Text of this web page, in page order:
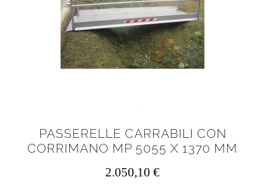
PASSERELLE CARRABILI CON
CORRIMANO MP 5055 X 1370 MM
2.050,10 €